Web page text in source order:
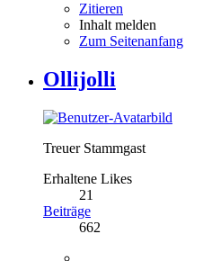
Zitieren
Inhalt melden
Zum Seitenanfang
Ollijolli
Treuer Stammgast
Erhaltene Likes
21
Beiträge
662